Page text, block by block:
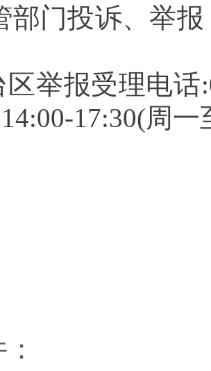
部门投诉、举
区举报受理电话
17:30(周